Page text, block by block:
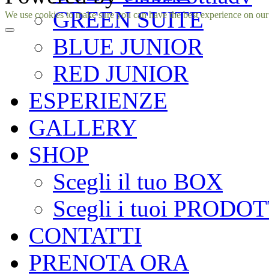
GREEN SUITE
BLUE JUNIOR
RED JUNIOR
ESPERIENZE
GALLERY
SHOP
Scegli il tuo BOX
Scegli i tuoi
CONTATTI
PRENOTA ORA
Facebook
Instagram
We use cookies to make sure you can have the best experience on